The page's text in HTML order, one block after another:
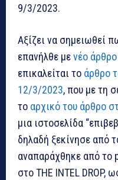
9/3/2023.
Αξίζει να σημειωθεί
επανήλθε μενέο
επικαλείται το άρθρο
12/3/2023, που με τη
το αρχικό του άρθρο
μια ιστοσελίδα
δηλαδή ξεκίνησε από
αναπαράχθηκε από το
στο THE INTEL DROP,